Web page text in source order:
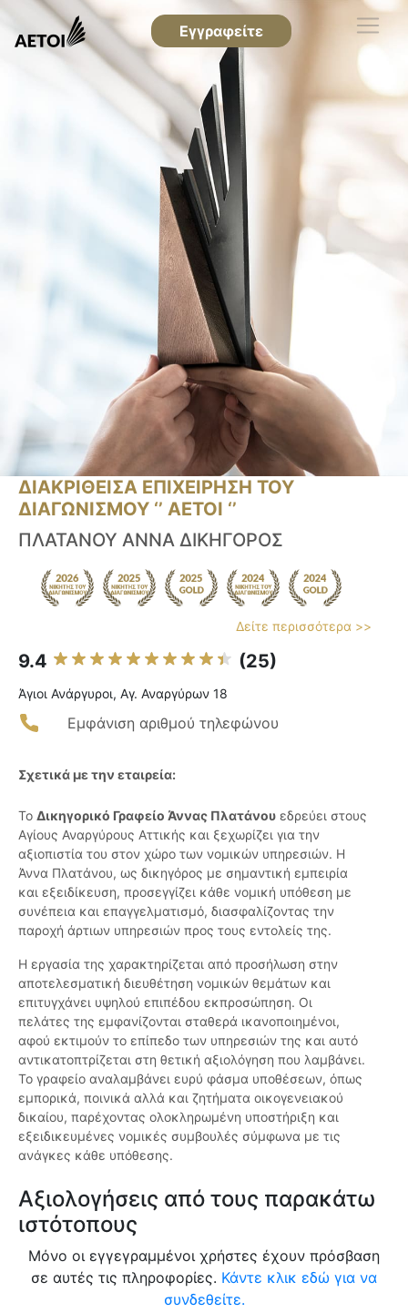
Εγγραφείτε
ΔΙΑΚΡΙΘΕΙΣΑ ΕΠΙΧΕΙΡΗΣΗ ΤΟΥ
ΔΙΑΓΩΝΙΣΜΟΥ ‘’ ΑΕΤΟΙ ‘’
ΠΛΑΤΑΝΟΥ ΑΝΝΑ ΔΙΚΗΓΟΡΟΣ
Δείτε περισσότερα >>
9.4 (25)
Άγιοι Ανάργυροι, Αγ. Αναργύρων 18
Εμφάνιση αριθμού τηλεφώνου
Σχετικά με την εταιρεία:
Το Δικηγορικό Γραφείο Άννας Πλατάνου εδρεύει στους
Αγίους Αναργύρους Αττικής και ξεχωρίζει για την
αξιοπιστία του στον χώρο των νομικών υπηρεσιών. Η
Άννα Πλατάνου, ως δικηγόρος με σημαντική εμπειρία
και εξειδίκευση, προσεγγίζει κάθε νομική υπόθεση με
συνέπεια και επαγγελματισμό, διασφαλίζοντας την
παροχή άρτιων υπηρεσιών προς τους εντολείς της.
Η εργασία της χαρακτηρίζεται από προσήλωση στην
αποτελεσματική διευθέτηση νομικών θεμάτων και
επιτυγχάνει υψηλού επιπέδου εκπροσώπηση. Οι
πελάτες της εμφανίζονται σταθερά ικανοποιημένοι,
αφού εκτιμούν το επίπεδο των υπηρεσιών της και αυτό
αντικατοπτρίζεται στη θετική αξιολόγηση που λαμβάνει.
Το γραφείο αναλαμβάνει ευρύ φάσμα υποθέσεων, όπως
εμπορικά, ποινικά αλλά και ζητήματα οικογενειακού
δικαίου, παρέχοντας ολοκληρωμένη υποστήριξη και
εξειδικευμένες νομικές συμβουλές σύμφωνα με τις
ανάγκες κάθε υπόθεσης.
Αξιολογήσεις από τους παρακάτω
ιστότοπους
Μόνο οι εγγεγραμμένοι χρήστες έχουν πρόσβαση
σε αυτές τις πληροφορίες. Κάντε κλικ εδώ για να
συνδεθείτε.